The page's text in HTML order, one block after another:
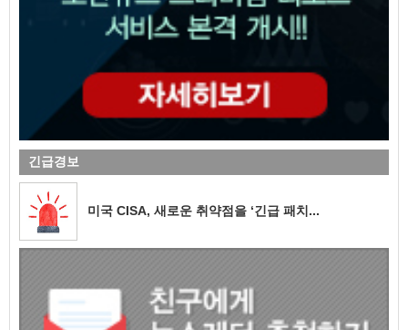
긴급경보
미국 CISA, 새로운 취약점을 ‘긴급 패치...